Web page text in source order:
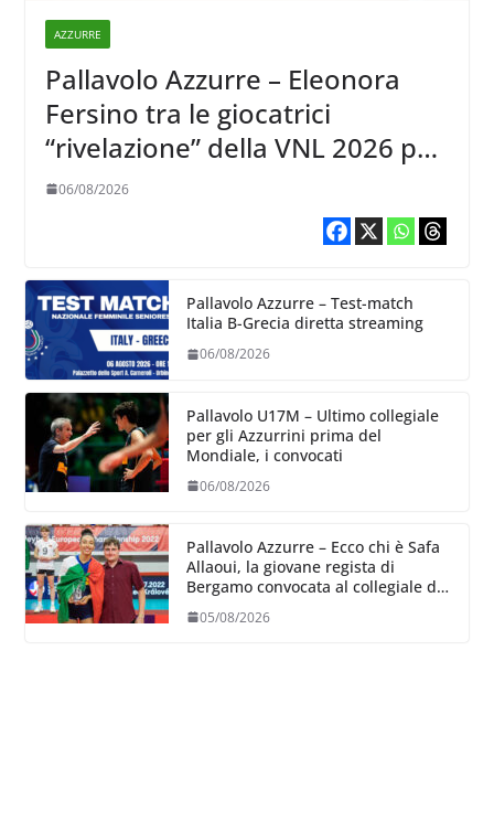
AZZURRE
Pallavolo Azzurre – Eleonora
Fersino tra le giocatrici
“rivelazione” della VNL 2026 per
Volleyball World
06/08/2026
Pallavolo Azzurre – Test-match
Italia B-Grecia diretta streaming
06/08/2026
Pallavolo U17M – Ultimo collegiale
per gli Azzurrini prima del
Mondiale, i convocati
06/08/2026
Pallavolo Azzurre – Ecco chi è Safa
Allaoui, la giovane regista di
Bergamo convocata al collegiale di
05/08/2026